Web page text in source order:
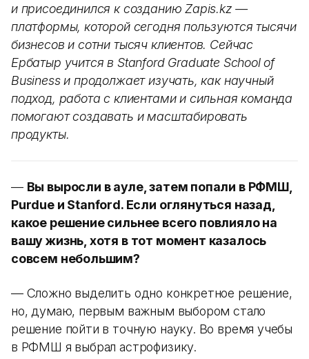
и присоединился к созданию Zapis.kz —
платформы, которой сегодня пользуются тысячи
бизнесов и сотни тысяч клиентов. Сейчас
Ербатыр учится в Stanford Graduate School of
Business и продолжает изучать, как научный
подход, работа с клиентами и сильная команда
помогают создавать и масштабировать
продукты.
— Вы выросли в ауле, затем попали в РФМШ,
Purdue и Stanford. Если оглянуться назад,
какое решение сильнее всего повлияло на
вашу жизнь, хотя в тот момент казалось
совсем небольшим?
— Сложно выделить одно конкретное решение,
но, думаю, первым важным выбором стало
решение пойти в точную науку. Во время учебы
в РФМШ я выбрал астрофизику.